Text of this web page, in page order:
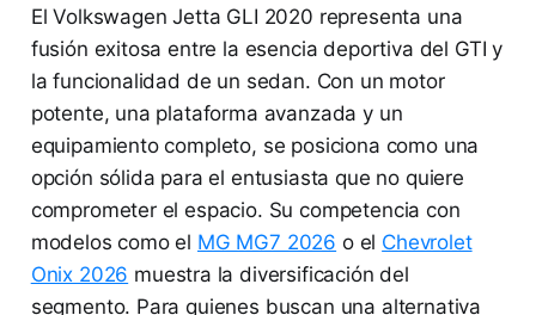
El Volkswagen Jetta GLI 2020 representa una
fusión exitosa entre la esencia deportiva del GTI y
la funcionalidad de un sedan. Con un motor
potente, una plataforma avanzada y un
equipamiento completo, se posiciona como una
opción sólida para el entusiasta que no quiere
comprometer el espacio. Su competencia con
modelos como el MG MG7 2026 o el Chevrolet
Onix 2026 muestra la diversificación del
segmento. Para quienes buscan una alternativa